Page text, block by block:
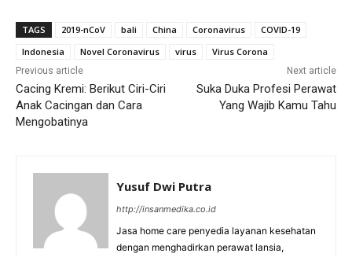
TAGS 2019-nCoV bali China Coronavirus
COVID-19
Indonesia
Novel Coronavirus virus Virus Corona
Previous article
Cacing Kremi: Berikut Ciri-Ciri
Anak Cacingan dan Cara
Mengobatinya
Next article
Suka Duka Profesi Perawat
Yang Wajib Kamu Tahu
Yusuf Dwi Putra
http://insanmedika.co.id
Jasa home care penyedia layanan kesehatan
dengan menghadirkan perawat lansia,